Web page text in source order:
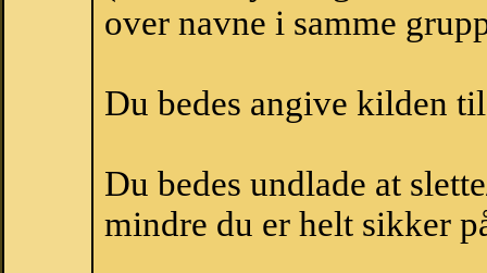
over navne i samme
Du bedes angive kilden
Du bedes undlade at
mindre du er helt sikker